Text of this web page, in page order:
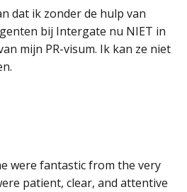
dat ik zonder de hulp van
bij Intergate nu NIET in
mijn PR-visum. Ik kan ze niet
were fantastic from the very
patient, clear, and attentive